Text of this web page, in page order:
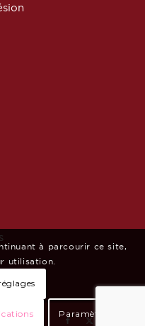
Net
à parcourir ce site,
utilisation.
Paramètres